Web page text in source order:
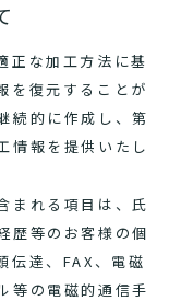
正な加工方法に基
を復元することが
続的に作成し、第
情報を提供いたし
まれる項目は、氏
歴等のお客様の個
伝達、FAX、電磁
等の電磁的通信手